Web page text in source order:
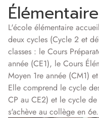
Élémentaire
L'école élémentaire
deux cycles (Cycle 2 et
classes : le Cours
année (CE1), le Cours
Moyen 1re année (CM1)
Elle comprend le cycle
CP au CE2) et le cycle
s'achève au collège en 6e.